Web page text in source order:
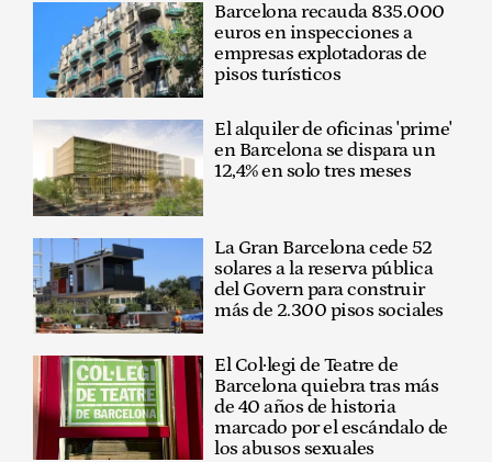
Barcelona recauda 835.000
euros en inspecciones a
empresas explotadoras de
pisos turísticos
El alquiler de oficinas 'prime'
en Barcelona se dispara un
12,4% en solo tres meses
La Gran Barcelona cede 52
solares a la reserva pública
del Govern para construir
más de 2.300 pisos sociales
El Col·legi de Teatre de
Barcelona quiebra tras más
de 40 años de historia
marcado por el escándalo de
los abusos sexuales